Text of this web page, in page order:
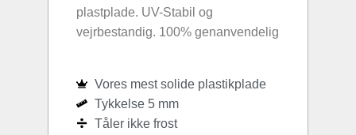
plastplade. UV-Stabil og
vejrbestandig. 100% genanvendelig
Vores mest solide plastikplade
Tykkelse 5 mm
Tåler ikke frost